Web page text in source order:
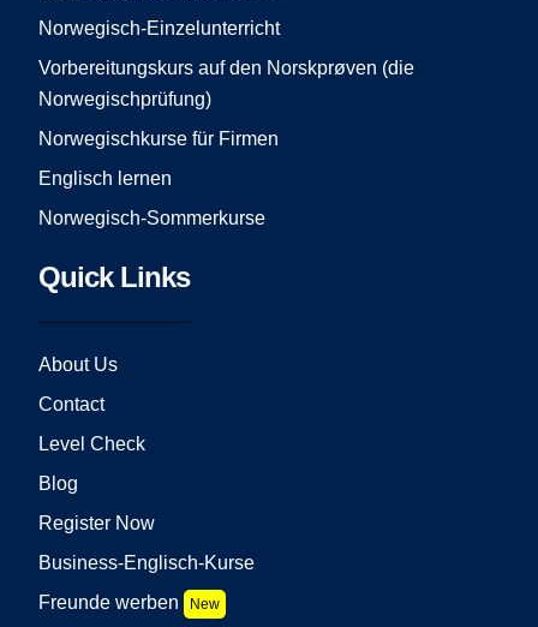
m
Norwegisch-Einzelunterricht
Vorbereitungskurs auf den Norskprøven (die
Norwegischprüfung)
Norwegischkurse für Firmen
Englisch lernen
Norwegisch-Sommerkurse
Quick Links
About Us
Contact
Level Check
Blog
Register Now
Business-Englisch-Kurse
Freunde werben
New